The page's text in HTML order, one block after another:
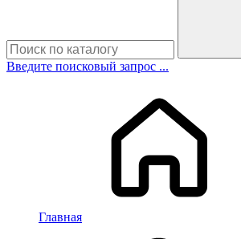
Введите поисковый запрос ...
Главная